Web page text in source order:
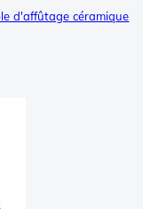
d'affûtage céramique